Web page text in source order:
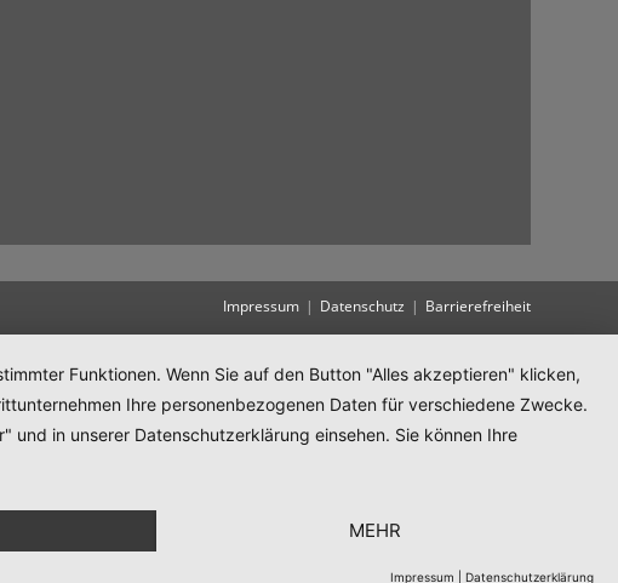
Impressum Datenschutz Barrierefreiheit
Funktionen. Wenn Sie auf den Button "Alles akzeptieren" klicken,
Ihre personenbezogenen Daten für verschiedene Zwecke.
in unserer Datenschutzerklärung einsehen. Sie können Ihre
MEHR
Impressum Datenschutzerklärung